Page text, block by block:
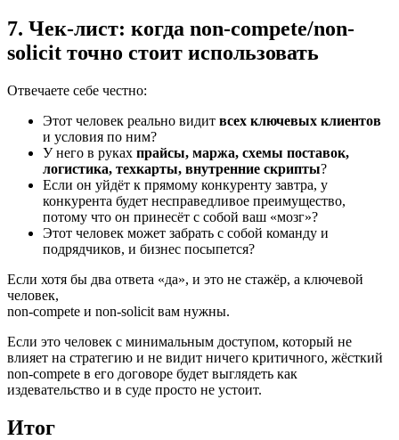
7. Чек-лист: когда non-compete/non-
solicit точно стоит использовать
Отвечаете себе честно:
Этот человек реально видит всех ключевых клиентов
и условия по ним?
У него в руках прайсы, маржа, схемы поставок,
логистика, техкарты, внутренние скрипты?
Если он уйдёт к прямому конкуренту завтра, у
конкурента будет несправедливое преимущество,
потому что он принесёт с собой ваш «мозг»?
Этот человек может забрать с собой команду и
подрядчиков, и бизнес посыпется?
Если хотя бы два ответа «да», и это не стажёр, а ключевой
человек,
non-compete и non-solicit вам нужны.
Если это человек с минимальным доступом, который не
влияет на стратегию и не видит ничего критичного, жёсткий
non-compete в его договоре будет выглядеть как
издевательство и в суде просто не устоит.
Итог